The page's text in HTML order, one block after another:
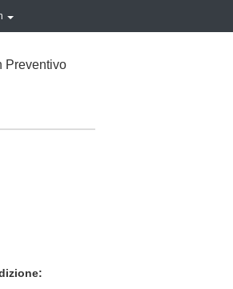
Preventivo